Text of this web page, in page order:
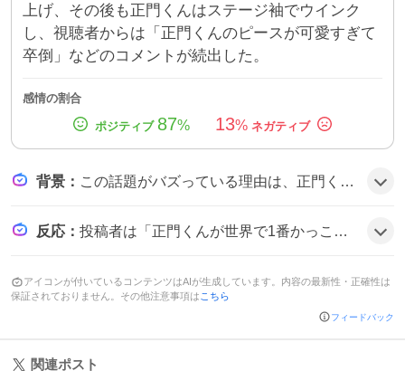
上げ、その後も正門くんはステージ袖でウインク
し、視聴者からは「正門くんのピースが可愛すぎて
卒倒」などのコメントが続出した。
感情の割合
87% 13%
背景 ： この話題がバズっている理由は、正門くんがMステで見せたキス演出やビジュの良さがファンの期待を裏切らず、Aぇ! groupの仲間とのチュキチュキポーズが可愛らしいと受け取られたことにある。SNSで「正門くんが世界で1番かっこいい」などの声が拡散し、ライブ感覚の盛り上がりが広がった可能性がある。
反応 ： 投稿者は「正門くんが世界で1番かっこいい」「正門くんのピースが可愛すぎて卒倒」「正門くん、ビジュが良すぎんか⁉️」と称賛し、キスシーンやウインクにテンションが上がっている様子がうかがえる。また「正門くんが世界で1番かっこいい」や「正門くんのピースが可愛すぎて卒倒」といったコメントが多数見られ、全体的に熱狂的な応援ムードが漂っている。
アイコンが付いているコンテンツはAIが生成しています。内容の最新性・正確性は
保証されておりません。その他注意事項は こちら
フィードバック
関連ポスト